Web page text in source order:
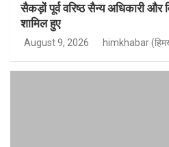
सैकड़ों पूर्व वरिष्ठ सैन्य अधिकारी और
शामिल हुए
August 9, 2026 himkhabar